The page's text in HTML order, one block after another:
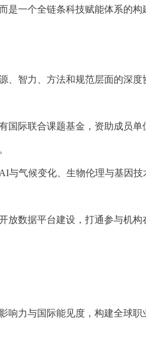
是一个全链条科技赋能体系的构
、智力、方法和规范层面的深度
国际联合课题基金，资助成员单
与气候变化、生物伦理与基因
放数据平台建设，打通参与机
响力与国际能见度，构建全球职